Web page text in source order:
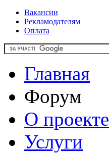
Вакансии
Рекламодателям
Оплата
Главная
Форум
О проекте
Услуги